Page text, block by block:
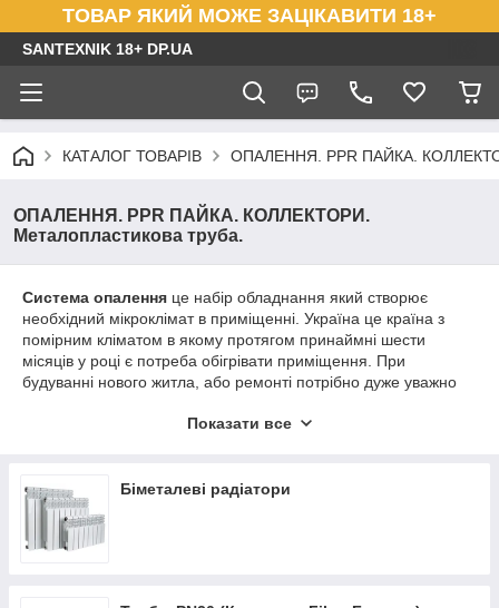
ТОВАР ЯКИЙ МОЖЕ ЗАЦІКАВИТИ 18+
SANTEXNIK 18+ DP.UA
КАТАЛОГ ТОВАРІВ ОПАЛЕННЯ. PPR ПАЙКА.
ОПАЛЕННЯ. PPR ПАЙКА. КОЛЛЕКТОРИ.
Металопластикова труба.
Система опалення це набір обладнання який створює
необхідний мікроклімат в приміщенні. Україна це країна з
помірним кліматом в якому протягом принаймні шести
місяців у році є потреба обігрівати приміщення. При
будуванні нового житла, або ремонті потрібно дуже уважно
Крім економії вашого часу, вони
Під словом "опалення" розуміється обігрів приміщення
штучним способом
обладнання для підтримки необхідної температури.
Це передача тепла шляхом проходу холодного
Показати все
Біметалеві радіатори